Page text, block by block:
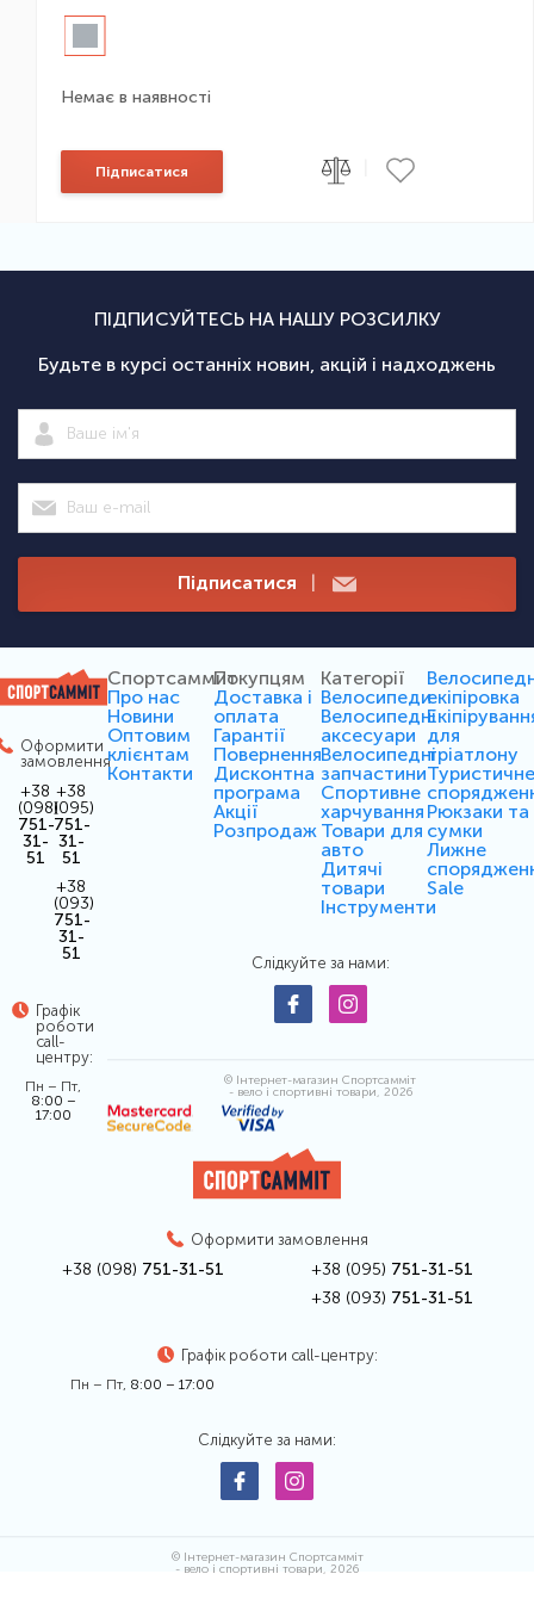
Немає в наявності
Підписатися
ПІДПИСУЙТЕСЬ НА НАШУ РОЗСИЛКУ
Будьте в курсі останніх новин, акцій і надходжень
Підписатися |
Оформити
замовлення
+38
(098)
751-
31-
51
+38
(095)
751-
31-
51
+38
(093)
751-
31-
51
Графік
роботи
call-
центру:
Пн – Пт,
8:00 –
17:00
Спортсаммит
Про нас
Новини
Оптовим
клієнтам
Контакти
Покупцям
Доставка і
оплата
Гарантії
Повернення
Дисконтна
програма
Акції
Розпродаж
Категорії
Велосипеди
Велосипедні
аксесуари
Велосипедні
запчастини
Спортивне
харчування
Товари для
авто
Дитячі
товари
Інструменти
екіпіровка
для
тріатлону
Рюкзаки та
сумки
Лижне
Sale
Слідкуйте за нами:
© Інтернет-магазин Спортсамміт
- вело і спортивні товари, 2026
Оформити замовлення
+38 (098) 751-31-51 +38 (095) 751-31-51
+38 (093) 751-31-51
Графік роботи call-центру:
Пн – Пт, 8:00 – 17:00
Слідкуйте за нами:
© Інтернет-магазин Спортсамміт
- вело і спортивні товари, 2026